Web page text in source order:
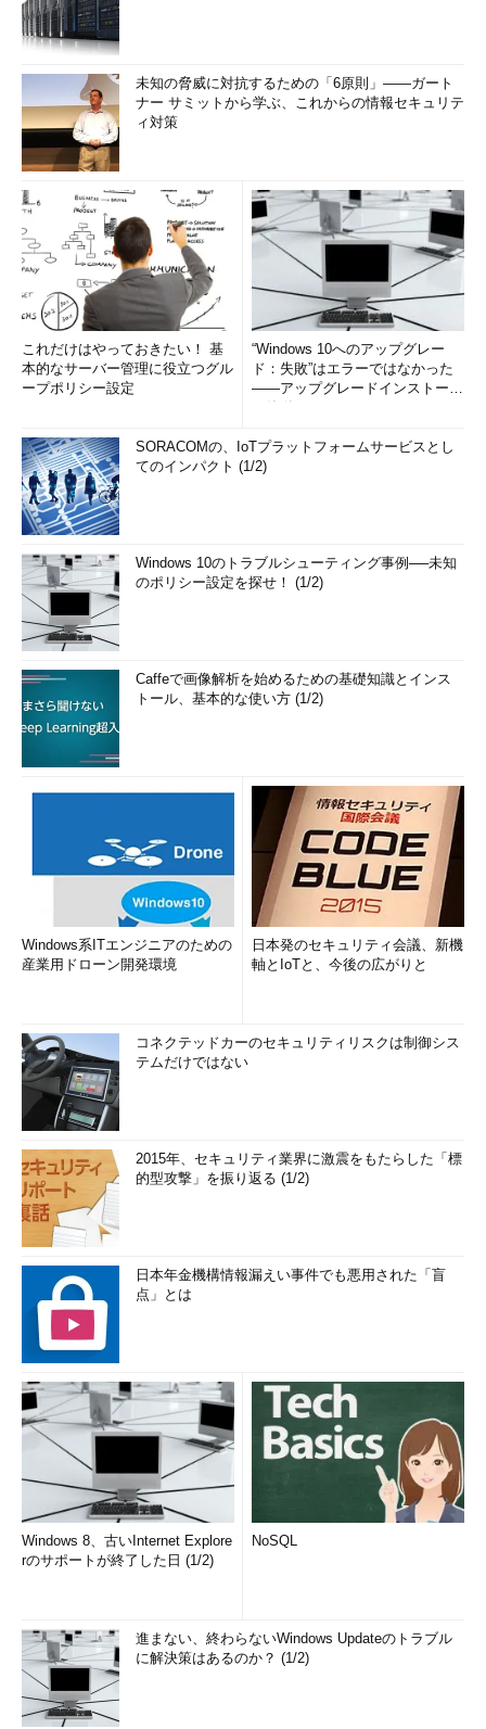
未知の脅威に対抗するための「6原則」――ガート
ナー サミットから学ぶ、これからの情報セキュリテ
ィ対策
これだけはやっておきたい！ 基
本的なサーバー管理に役立つグル
ープポリシー設定
“Windows 10へのアップグレー
ド：失敗”はエラーではなかった
――アップグレードインストール
SORACOMの、IoTプラットフォームサービスとし
てのインパクト (1/2)
Windows 10のトラブルシューティング事例──未知
のポリシー設定を探せ！ (1/2)
Caffeで画像解析を始めるための基礎知識とインス
トール、基本的な使い方 (1/2)
Windows系ITエンジニアのための
産業用ドローン開発環境
日本発のセキュリティ会議、新機
軸とIoTと、今後の広がりと
コネクテッドカーのセキュリティリスクは制御シス
テムだけではない
2015年、セキュリティ業界に激震をもたらした「標
的型攻撃」を振り返る (1/2)
日本年金機構情報漏えい事件でも悪用された「盲
点」とは
Windows 8、古いInternet Explore
rのサポートが終了した日 (1/2)
NoSQL
進まない、終わらないWindows Updateのトラブル
に解決策はあるのか？ (1/2)